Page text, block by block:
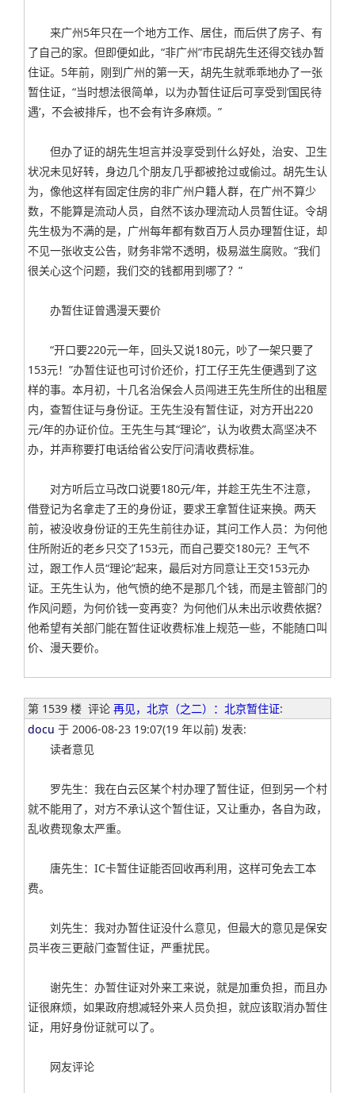
来广州5年只在一个地方工作、居住，而后供了房子、有
了自己的家。但即便如此，“非广州”市民胡先生还得交钱办暂
住证。5年前，刚到广州的第一天，胡先生就乖乖地办了一张
暂住证，“当时想法很简单，以为办暂住证后可享受到‘国民待
遇’，不会被排斥，也不会有许多麻烦。”
但办了证的胡先生坦言并没享受到什么好处，治安、卫生
状况未见好转，身边几个朋友几乎都被抢过或偷过。胡先生认
为，像他这样有固定住房的非广州户籍人群，在广州不算少
数，不能算是流动人员，自然不该办理流动人员暂住证。令胡
先生极为不满的是，广州每年都有数百万人员办理暂住证，却
不见一张收支公告，财务非常不透明，极易滋生腐败。“我们
很关心这个问题，我们交的钱都用到哪了？”
办暂住证曾遇漫天要价
“开口要220元一年，回头又说180元，吵了一架只要了
153元！”办暂住证也可讨价还价，打工仔王先生便遇到了这
样的事。本月初，十几名治保会人员闯进王先生所住的出租屋
内，查暂住证与身份证。王先生没有暂住证，对方开出220
元/年的办证价位。王先生与其“理论”，认为收费太高坚决不
办，并声称要打电话给省公安厅问清收费标准。
对方听后立马改口说要180元/年，并趁王先生不注意，
借登记为名拿走了王的身份证，要求王拿暂住证来换。两天
前，被没收身份证的王先生前往办证，其问工作人员：为何他
住所附近的老乡只交了153元，而自己要交180元？王气不
过，跟工作人员“理论”起来，最后对方同意让王交153元办
证。王先生认为，他气愤的绝不是那几个钱，而是主管部门的
作风问题，为何价钱一变再变？为何他们从未出示收费依据？
他希望有关部门能在暂住证收费标准上规范一些，不能随口叫
价、漫天要价。
第 1539 楼 评论 再见，北京（之二）：北京暂住证:
docu 于 2006-08-23 19:07(19 年以前) 发表:
读者意见
罗先生：我在白云区某个村办理了暂住证，但到另一个村
就不能用了，对方不承认这个暂住证，又让重办，各自为政，
乱收费现象太严重。
唐先生：IC卡暂住证能否回收再利用，这样可免去工本
费。
刘先生：我对办暂住证没什么意见，但最大的意见是保安
员半夜三更敲门查暂住证，严重扰民。
谢先生：办暂住证对外来工来说，就是加重负担，而且办
证很麻烦，如果政府想减轻外来人员负担，就应该取消办暂住
证，用好身份证就可以了。
网友评论